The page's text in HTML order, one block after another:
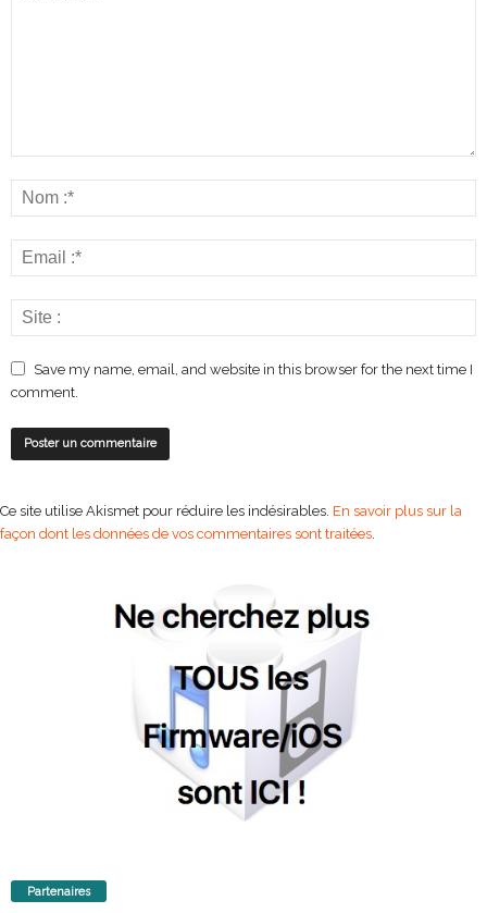
Save my name, email, and website in this browser for the next time I
comment.
Ce site utilise Akismet pour réduire les indésirables. En savoir plus sur la
façon dont les données de vos commentaires sont traitées.
Partenaires